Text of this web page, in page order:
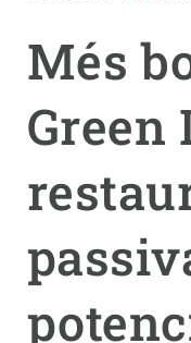
Més
Green
menu
RECERCA
CIÈNCIA EN ACCIÓ
NOTÍCIES I AGENDA